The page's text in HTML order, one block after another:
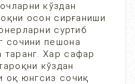
кўздан
осон сирғаниши
суртиб
сочини пешона
таранг. Хар сафар
кўздан
оқ юнгсиз сочиқ